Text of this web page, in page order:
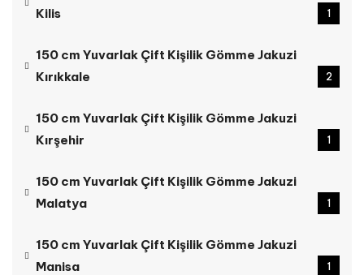
Kilis
1
150 cm Yuvarlak Çift Kişilik Gömme Jakuzi
Kırıkkale
2
150 cm Yuvarlak Çift Kişilik Gömme Jakuzi
Kırşehir
1
150 cm Yuvarlak Çift Kişilik Gömme Jakuzi
Malatya
1
150 cm Yuvarlak Çift Kişilik Gömme Jakuzi
Manisa
1